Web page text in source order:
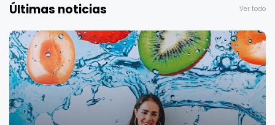
Últimas noticias Ver todo